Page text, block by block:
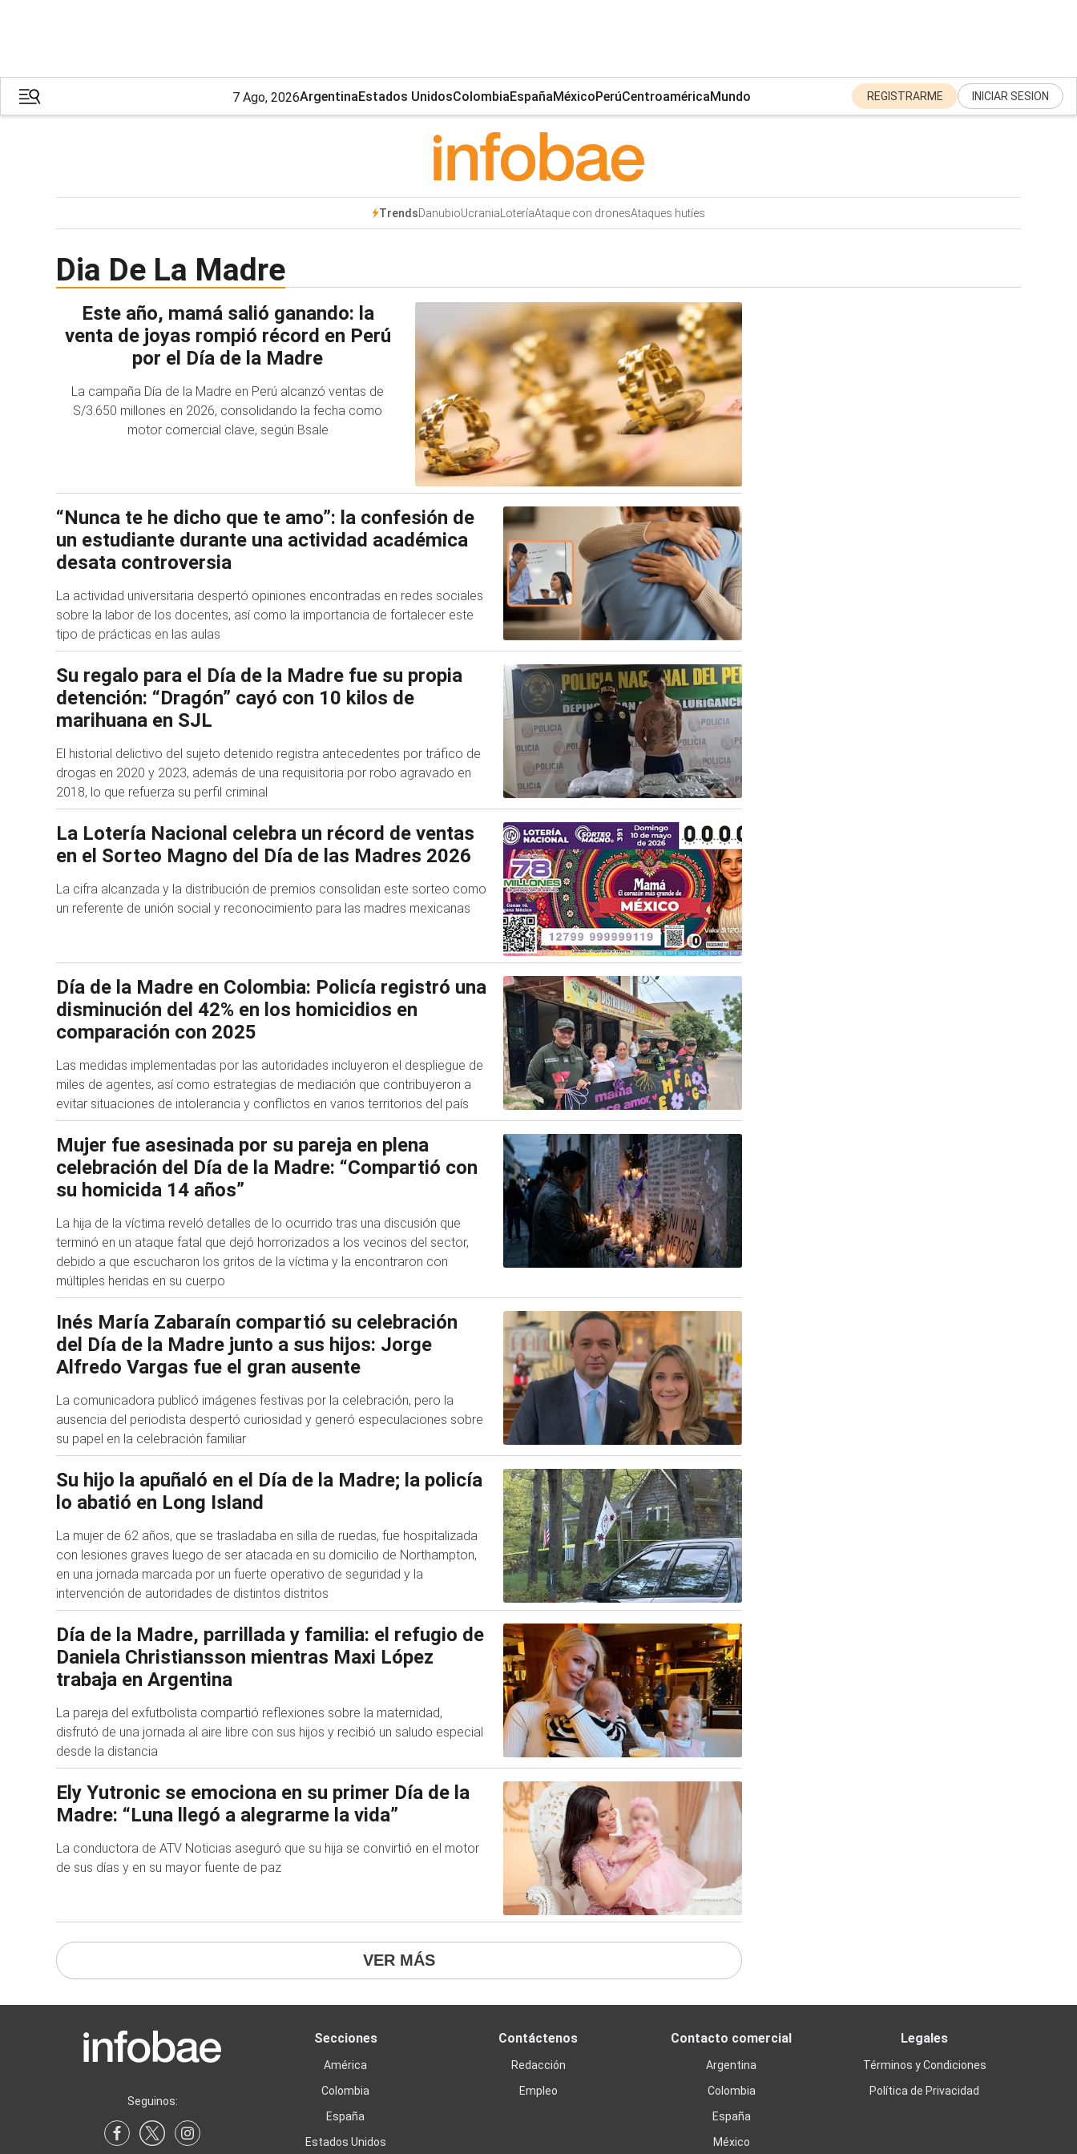
7 Ago, 2026ArgentinaEstados UnidosColombiaEspañaMéxicoPerúCentroaméricaMundo REGISTRARME INICIAR SESION
TrendsDanubioUcraniaLoteríaAtaque con dronesAtaques hutíes
Dia De La Madre
Este año, mamá salió ganando: la
venta de joyas rompió récord en Perú
por el Día de la Madre
La campaña Día de la Madre en Perú alcanzó ventas de
S/3.650 millones en 2026, consolidando la fecha como
motor comercial clave, según Bsale
“Nunca te he dicho que te amo”: la confesión de
un estudiante durante una actividad académica
desata controversia
La actividad universitaria despertó opiniones encontradas en redes sociales
sobre la labor de los docentes, así como la importancia de fortalecer este
tipo de prácticas en las aulas
Su regalo para el Día de la Madre fue su propia
detención: “Dragón” cayó con 10 kilos de
marihuana en SJL
El historial delictivo del sujeto detenido registra antecedentes por tráfico de
drogas en 2020 y 2023, además de una requisitoria por robo agravado en
2018, lo que refuerza su perfil criminal
La Lotería Nacional celebra un récord de ventas
en el Sorteo Magno del Día de las Madres 2026
La cifra alcanzada y la distribución de premios consolidan este sorteo como
un referente de unión social y reconocimiento para las madres mexicanas
Día de la Madre en Colombia: Policía registró una
disminución del 42% en los homicidios en
comparación con 2025
Las medidas implementadas por las autoridades incluyeron el despliegue de
miles de agentes, así como estrategias de mediación que contribuyeron a
evitar situaciones de intolerancia y conflictos en varios territorios del país
Mujer fue asesinada por su pareja en plena
celebración del Día de la Madre: “Compartió con
su homicida 14 años”
La hija de la víctima reveló detalles de lo ocurrido tras una discusión que
terminó en un ataque fatal que dejó horrorizados a los vecinos del sector,
debido a que escucharon los gritos de la víctima y la encontraron con
múltiples heridas en su cuerpo
Inés María Zabaraín compartió su celebración
del Día de la Madre junto a sus hijos: Jorge
Alfredo Vargas fue el gran ausente
La comunicadora publicó imágenes festivas por la celebración, pero la
ausencia del periodista despertó curiosidad y generó especulaciones sobre
su papel en la celebración familiar
Su hijo la apuñaló en el Día de la Madre; la policía
lo abatió en Long Island
La mujer de 62 años, que se trasladaba en silla de ruedas, fue hospitalizada
con lesiones graves luego de ser atacada en su domicilio de Northampton,
en una jornada marcada por un fuerte operativo de seguridad y la
intervención de autoridades de distintos distritos
Día de la Madre, parrillada y familia: el refugio de
Daniela Christiansson mientras Maxi López
trabaja en Argentina
La pareja del exfutbolista compartió reflexiones sobre la maternidad,
disfrutó de una jornada al aire libre con sus hijos y recibió un saludo especial
desde la distancia
Ely Yutronic se emociona en su primer Día de la
Madre: “Luna llegó a alegrarme la vida”
La conductora de ATV Noticias aseguró que su hija se convirtió en el motor
de sus días y en su mayor fuente de paz
VER MÁS
Seguinos:
Secciones
América
Colombia
España
Estados Unidos
Contáctenos
Redacción
Empleo
Contacto comercial
Argentina
Colombia
España
México
Legales
Términos y Condiciones
Política de Privacidad